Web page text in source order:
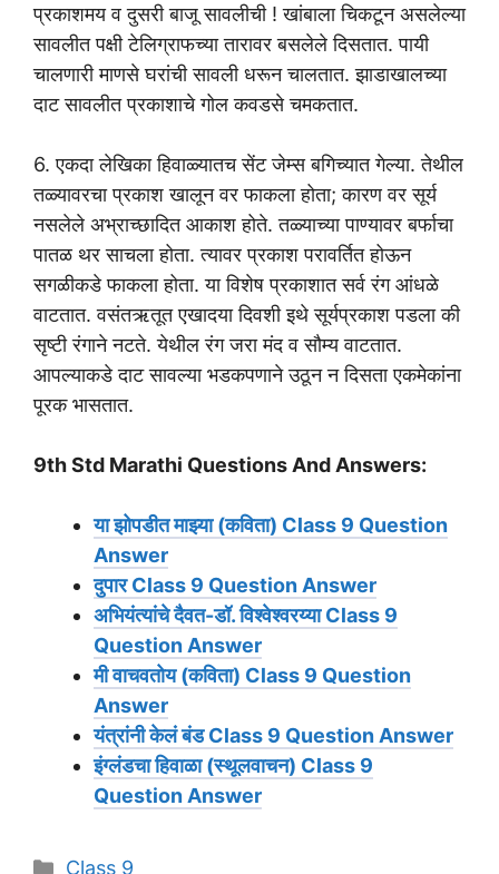
प्रकाशमय व दुसरी बाजू सावलीची ! खांबाला चिकटून असलेल्या
सावलीत पक्षी टेलिग्राफच्या तारावर बसलेले दिसतात. पायी
चालणारी माणसे घरांची सावली धरून चालतात. झाडाखालच्या
दाट सावलीत प्रकाशाचे गोल कवडसे चमकतात.
6. एकदा लेखिका हिवाळ्यातच सेंट जेम्स बगिच्यात गेल्या. तेथील
तळ्यावरचा प्रकाश खालून वर फाकला होता; कारण वर सूर्य
नसलेले अभ्राच्छादित आकाश होते. तळ्याच्या पाण्यावर बर्फाचा
पातळ थर साचला होता. त्यावर प्रकाश परावर्तित होऊन
सगळीकडे फाकला होता. या विशेष प्रकाशात सर्व रंग आंधळे
वाटतात. वसंतऋतूत एखादया दिवशी इथे सूर्यप्रकाश पडला की
सृष्टी रंगाने नटते. येथील रंग जरा मंद व सौम्य वाटतात.
आपल्याकडे दाट सावल्या भडकपणाने उठून न दिसता एकमेकांना
पूरक भासतात.
9th Std Marathi Questions And Answers:
या झोपडीत माझ्या (कविता) Class 9 Question
Answer
दुपार Class 9 Question Answer
अभियंत्यांचे दैवत-डॉ. विश्वेश्वरय्या Class 9
Question Answer
मी वाचवतोय (कविता) Class 9 Question
Answer
यंत्रांनी केलं बंड Class 9 Question Answer
इंग्लंडचा हिवाळा (स्थूलवाचन) Class 9
Question Answer
Categories
Class 9